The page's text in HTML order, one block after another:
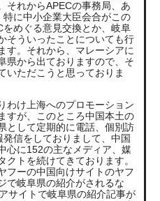
それからAPECの事務局、あ
に中小企業大臣会合がこの
めぐる意見交換とか、岐阜
そういったことについても行
す。それから、マレーシアに
県から出ておりますので、そ
いただこうと思っておりま
わけ上海へのプロモーション
すが、このところ中国本土の
として定期的に電話、個別訪
信をしておりまして、中国
心に152の主なメディア、媒
トを続けてきております。
フーの中国向けサイトのヤフ
で岐阜県の紹介がされるな
サイトで岐阜県の紹介記事が